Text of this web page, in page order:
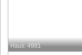
Haus: 4981